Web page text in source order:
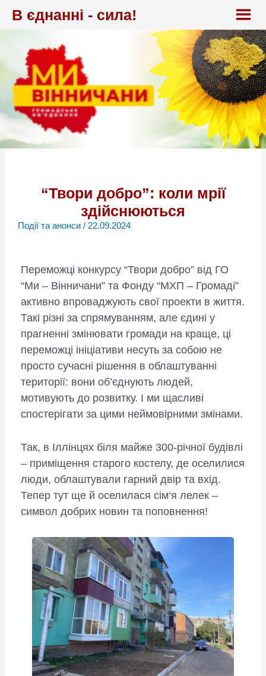
В єднанні - сила!
“Твори добро”: коли мрії
здійснюються
Події та анонси/ 22.09.2024
Переможці конкурсу “Твори добро” від ГО
“Ми – Вінничани” та Фонду “МХП – Громаді”
активно впроваджують свої проекти в життя.
Такі різні за спрямуванням, але єдині у
прагненні змінювати громади на краще, ці
переможці ініціативи несуть за собою не
просто сучасні рішення в облаштуванні
території: вони об’єднують людей,
мотивують до розвитку. І ми щасливі
спостерігати за цими неймовірними змінами.
Так, в Іллінцях біля майже 300-річної будівлі
– приміщення старого костелу, де оселилися
люди, облаштували гарний двір та вхід.
Тепер тут ще й оселилася сім‘я лелек –
символ добрих новин та поповнення!